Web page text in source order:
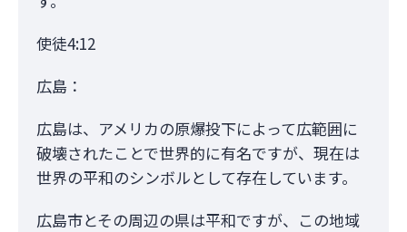
使徒4:12
広島：
広島は、アメリカの原爆投下によって広範囲に
破壊されたことで世界的に有名ですが、現在は
世界の平和のシンボルとして存在しています。
広島市とその周辺の県は平和ですが、この地域